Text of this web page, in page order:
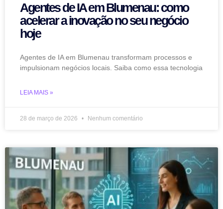
Agentes de IA em Blumenau: como
acelerar a inovação no seu negócio
hoje
Agentes de IA em Blumenau transformam processos e
impulsionam negócios locais. Saiba como essa tecnologia
LEIA MAIS »
28 de março de 2026 Nenhum comentário